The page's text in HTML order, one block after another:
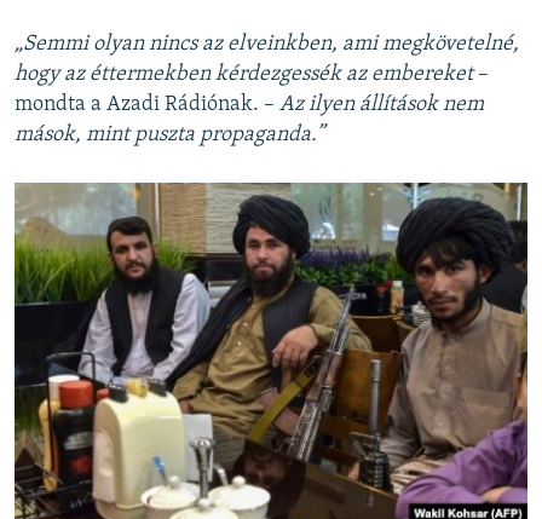
„Semmi olyan nincs az elveinkben, ami megkövetelné,
hogy az éttermekben kérdezgessék az embereket–
mondta a Azadi Rádiónak. – Az ilyen állítások nem
mások, mint puszta propaganda.”